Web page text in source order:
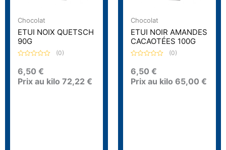
Chocolat
ETUI NOIX QUETSCH
90G
o
t
e
0
(0)
6,50 €
Prix au kilo 72,22 €
Chocolat
ETUI NOIR AMANDES
CACAOTÉES 100G
o
t
e
0
(0)
6,50 €
Prix au kilo 65,00 €